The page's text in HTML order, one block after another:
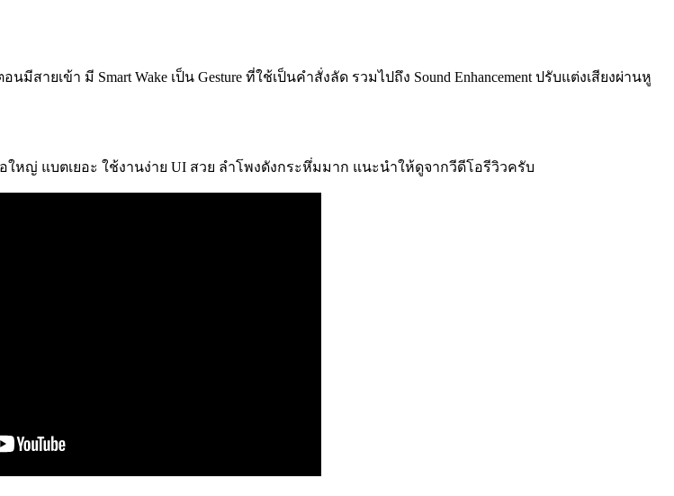
ยเข้า มี Smart Wake เป็น Gesture ที่ใช้เป็นคำสั่งลัด รวมไปถึง Sound Enhancement ปรับแต่งเสียงผ่านหู
หญ่ แบตเยอะ ใช้งานง่าย UI สวย ลำโพงดังกระหึ่มมาก แนะนำให้ดูจากวีดีโอรีวิวครับ